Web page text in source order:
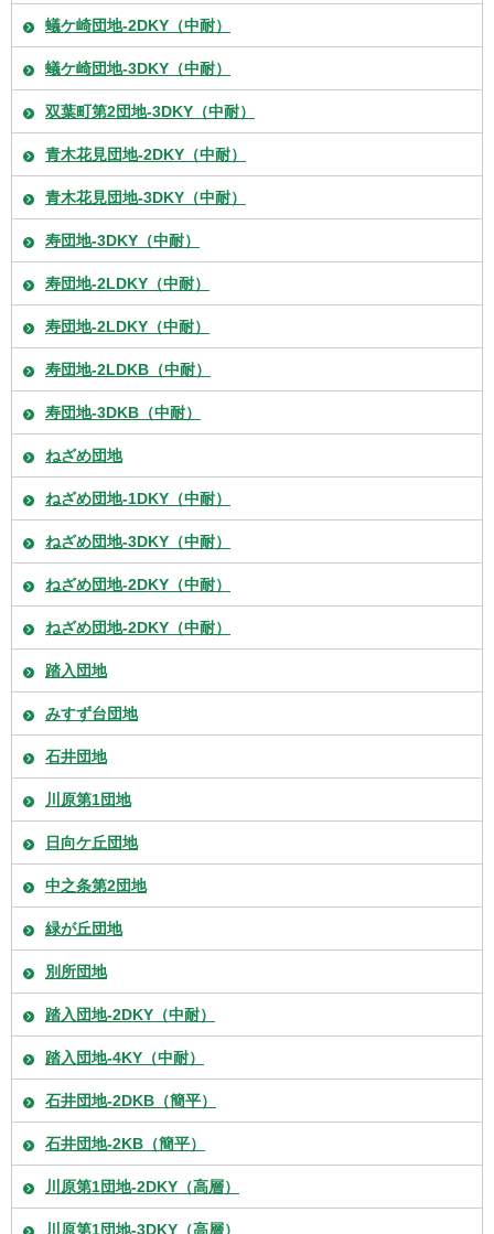
蟻ケ崎団地-2DKY（中耐）
蟻ケ崎団地-3DKY（中耐）
双葉町第2団地-3DKY（中耐）
青木花見団地-2DKY（中耐）
青木花見団地-3DKY（中耐）
寿団地-3DKY（中耐）
寿団地-2LDKY（中耐）
寿団地-2LDKY（中耐）
寿団地-2LDKB（中耐）
寿団地-3DKB（中耐）
ねざめ団地
ねざめ団地-1DKY（中耐）
ねざめ団地-3DKY（中耐）
ねざめ団地-2DKY（中耐）
ねざめ団地-2DKY（中耐）
踏入団地
みすず台団地
石井団地
川原第1団地
日向ケ丘団地
中之条第2団地
緑が丘団地
別所団地
踏入団地-2DKY（中耐）
踏入団地-4KY（中耐）
石井団地-2DKB（簡平）
石井団地-2KB（簡平）
川原第1団地-2DKY（高層）
川原第1団地-3DKY（高層）